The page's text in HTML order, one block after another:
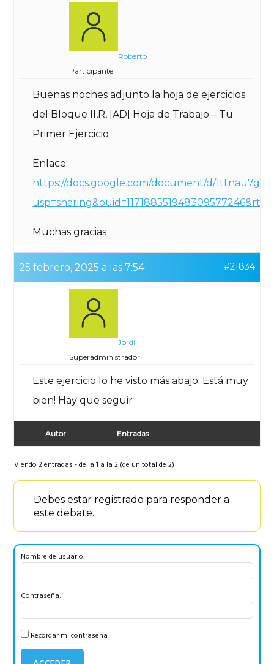
Roberto
Participante
Buenas noches adjunto la hoja de ejercicios
del Bloque II,R, [AD] Hoja de Trabajo – Tu
Primer Ejercicio
Enlace:
https://docs.google.com/document/d/
Muchas gracias
25 febrero, 2025 a las 7:54 #21834
Jordi
Superadministrador
Este ejercicio lo he visto más abajo. Está muy
bien! Hay que seguir
Autor Entradas
Viendo 2 entradas - de la 1 a la 2 (de un total de 2)
Debes estar registrado para responder a
este debate.
Nombre de usuario:
Contraseña:
Recordar mi contraseña